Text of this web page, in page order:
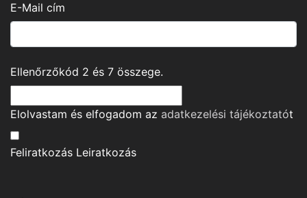
E-Mail cím
Ellenőrzőkód 2 és 7 összege.
Elolvastam és elfogadom az adatkezelési tájékoztatót
Feliratkozás Leiratkozás